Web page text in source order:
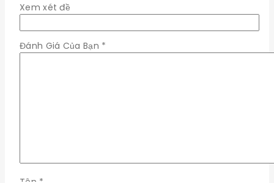
Xem xét đề
Đánh Giá Của Bạn *